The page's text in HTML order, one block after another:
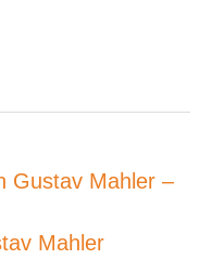
Gustav Mahler –
Mahler